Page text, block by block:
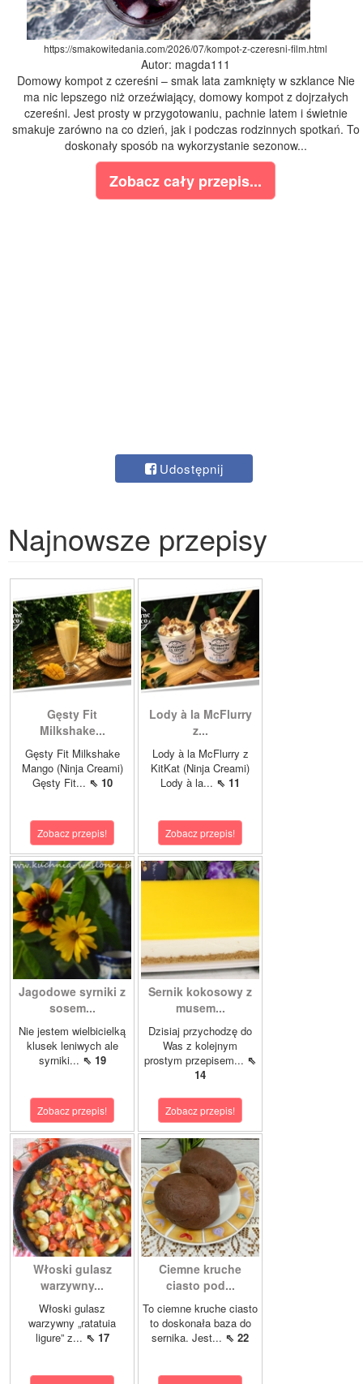
https://smakowitedania.com/2026/07/kompot-z-czeresni-film.html
Autor: magda111
Domowy kompot z czereśni – smak lata zamknięty w szklance Nie
ma nic lepszego niż orzeźwiający, domowy kompot z dojrzałych
czereśni. Jest prosty w przygotowaniu, pachnie latem i świetnie
smakuje zarówno na co dzień, jak i podczas rodzinnych spotkań. To
doskonały sposób na wykorzystanie sezonow...
Zobacz cały przepis...
Udostępnij
Najnowsze przepisy
Gęsty Fit
Milkshake...
Gęsty Fit Milkshake
Mango (Ninja Creami)
Gęsty Fit... ⇖ 10
Zobacz przepis!
Lody à la McFlurry
z...
Lody à la McFlurry z
KitKat (Ninja Creami)
Lody à la... ⇖ 11
Zobacz przepis!
Jagodowe syrniki z
sosem...
Nie jestem wielbicielką
klusek leniwych ale
syrniki... ⇖ 19
Zobacz przepis!
Sernik kokosowy z
musem...
Dzisiaj przychodzę do
Was z kolejnym
prostym przepisem... ⇖
14
Zobacz przepis!
Włoski gulasz
warzywny...
Włoski gulasz
warzywny „ratatuia
ligure” z... ⇖ 17
Ciemne kruche
ciasto pod...
To ciemne kruche ciasto
to doskonała baza do
sernika. Jest... ⇖ 22